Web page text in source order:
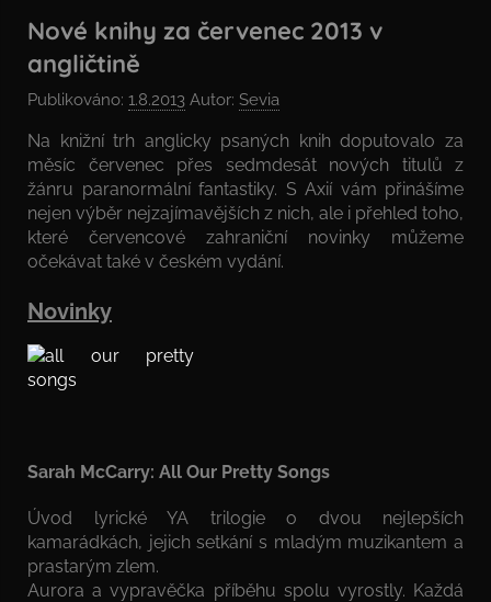
Nové knihy za červenec 2013 v
angličtině
Publikováno: 1.8.2013 Autor: Sevia
Na knižní trh anglicky psaných knih doputovalo za
měsíc červenec přes sedmdesát nových titulů z
žánru paranormální fantastiky. S Axií vám přinášíme
nejen výběr nejzajímavějších z nich, ale i přehled toho,
které červencové zahraniční novinky můžeme
očekávat také v českém vydání.
Novinky
Sarah McCarry: All Our Pretty Songs
Úvod lyrické YA trilogie o dvou nejlepších
kamarádkách, jejich setkání s mladým muzikantem a
prastarým zlem.
Aurora a vypravěčka příběhu spolu vyrostly. Každá